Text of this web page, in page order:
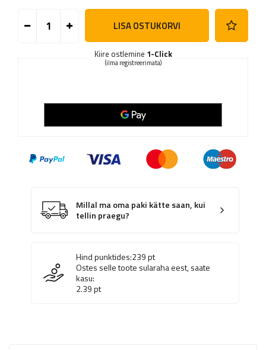
LISA OSTUKORVI
Kiire ostlemine 1-Click
(ilma registreerimata)
Millal ma oma paki kätte saan, kui
tellin praegu?
Hind punktides:239pt
Ostes selle toote sularaha eest, saate
kasu:
2.39pt